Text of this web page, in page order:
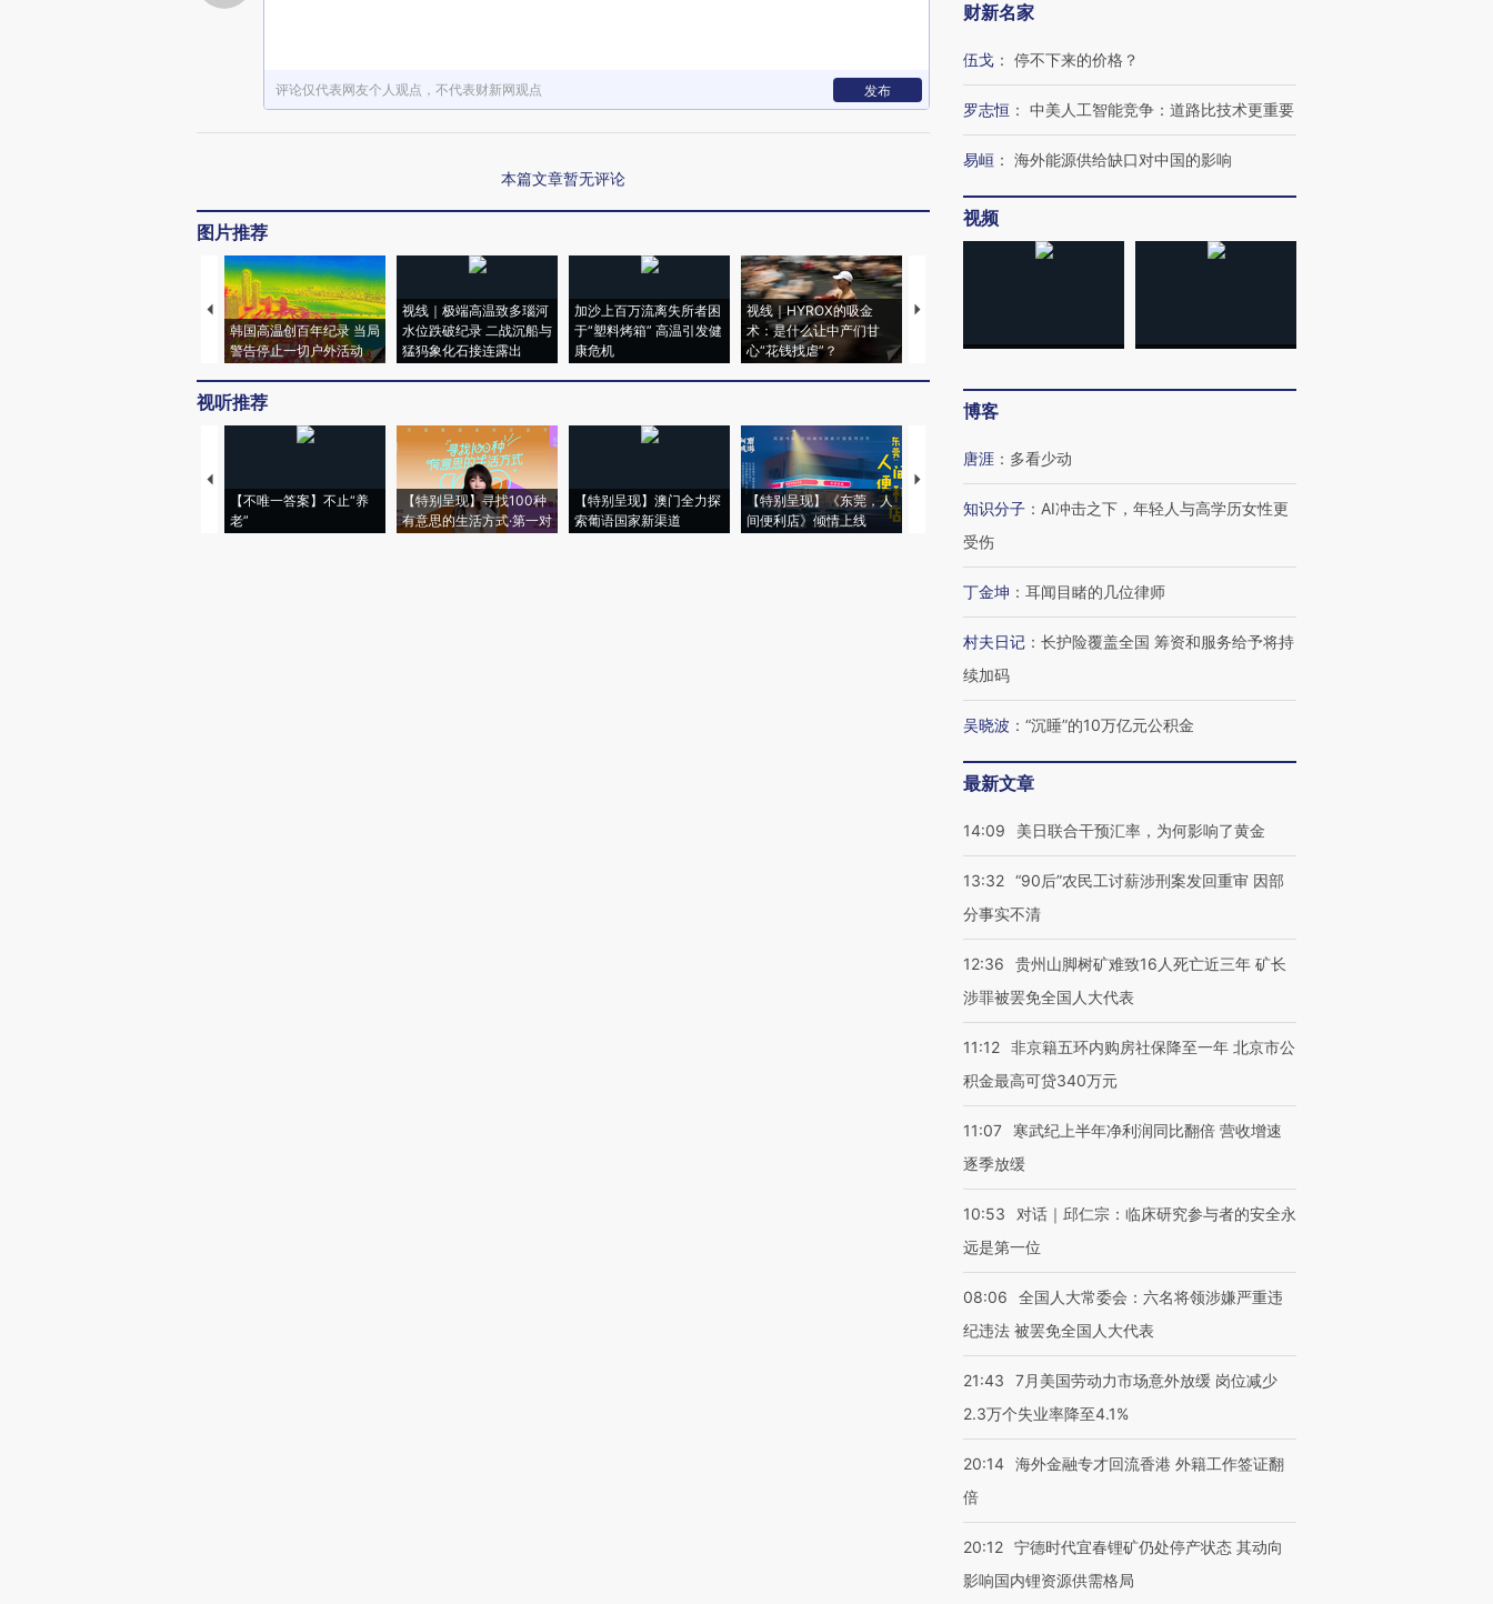
评论仅代表网友个人观点，不代表财新网观点 发布
本篇文章暂无评论
图片推荐
韩国高温创百年纪录 当局
警告停止一切户外活动
视线｜极端高温致多瑙河
水位跌破纪录 二战沉船与
猛犸象化石接连露出
加沙上百万流离失所者困
于“塑料烤箱” 高温引发健
康危机
视线｜HYROX的吸金
术：是什么让中产们甘
心“花钱找虐”？
马航飞行员跨国走私7万
育部长拱下台
飞地休达
视听推荐
【不唯一答案】不止“养
老”
【特别呈现】寻找100种
有意思的生活方式·第一对
【特别呈现】澳门全力探
索葡语国家新渠道
【特别呈现】《东莞，人
间便利店》倾情上线
【推广】走进第四届链博
会，让数智科技“链”接产
【特别呈现】寻找100种
有意思的生活方式·第三对
【商旅对话】华住集团
CFO：不靠规模取胜，华
住三大增长引擎是什么？
财新名家
伍戈 ： 停不下来的价格？
罗志恒 ： 中美人工智能竞争：道路比技术更重要
易峘 ： 海外能源供给缺口对中国的影响
视频
博客
唐涯 ： 多看少动
知识分子 ： AI冲击之下，年轻人与高学历女性更
受伤
丁金坤 ： 耳闻目睹的几位律师
村夫日记 ： 长护险覆盖全国 筹资和服务给予将持
续加码
吴晓波 ： “沉睡”的10万亿元公积金
最新文章
14:09 美日联合干预汇率，为何影响了黄金
13:32 “90后”农民工讨薪涉刑案发回重审 因部
分事实不清
12:36
贵州山脚树矿难致16人死亡近三年 矿长
涉罪被罢免全国人大代表
11:12 非京籍五环内购房社保降至一年 北京市公
积金最高可贷340万元
11:07
寒武纪上半年净利润同比翻倍 营收增速
逐季放缓
10:53
对话｜邱仁宗：临床研究参与者的安全永
远是第一位
08:06
全国人大常委会：六名将领涉嫌严重违
纪违法 被罢免全国人大代表
21:43
7月美国劳动力市场意外放缓 岗位减少
2.3万个失业率降至4.1%
20:14 海外金融专才回流香港 外籍工作签证翻
倍
20:12 宁德时代宜春锂矿仍处停产状态 其动向
影响国内锂资源供需格局